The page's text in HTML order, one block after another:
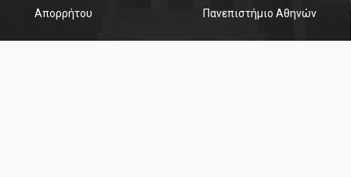
Απορρήτου
Πανεπιστήμιο Αθηνών